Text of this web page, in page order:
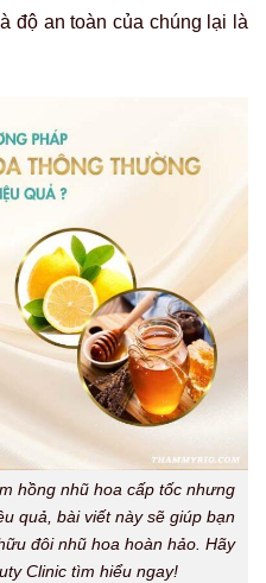
độ an toàn của chúng lại là
hồng nhũ hoa cấp tốc nhưng
quả, bài viết này sẽ giúp bạn
đôi nhũ hoa hoàn hảo. Hãy
Clinic tìm hiểu ngay!